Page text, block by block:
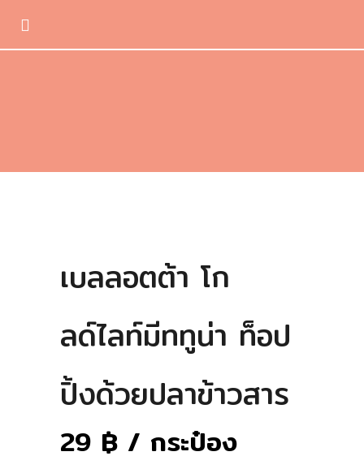
เบลลอตต้า โก
ลด์ไลท์มีททูน่า ท็อป
ปิ้งด้วยปลาข้าวสาร
29 ฿ / กระป๋อง